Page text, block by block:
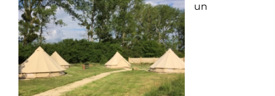
un